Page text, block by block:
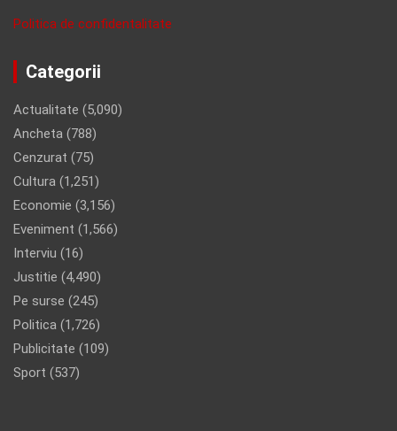
Politica de confidentalitate
Categorii
Actualitate (5,090)
Ancheta (788)
Cenzurat (75)
Cultura (1,251)
Economie (3,156)
Eveniment (1,566)
Interviu (16)
Justitie (4,490)
Pe surse (245)
Politica (1,726)
Publicitate (109)
Sport (537)